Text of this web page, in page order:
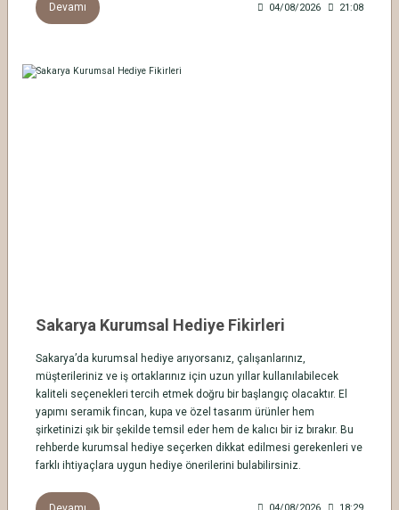
Devamı 04/08/2026 21:08
Sakarya Kurumsal Hediye Fikirleri
Sakarya’da kurumsal hediye arıyorsanız, çalışanlarınız,
müşterileriniz ve iş ortaklarınız için uzun yıllar kullanılabilecek
kaliteli seçenekleri tercih etmek doğru bir başlangıç olacaktır. El
yapımı seramik fincan, kupa ve özel tasarım ürünler hem
şirketinizi şık bir şekilde temsil eder hem de kalıcı bir iz bırakır. Bu
rehberde kurumsal hediye seçerken dikkat edilmesi gerekenleri ve
farklı ihtiyaçlara uygun hediye önerilerini bulabilirsiniz.